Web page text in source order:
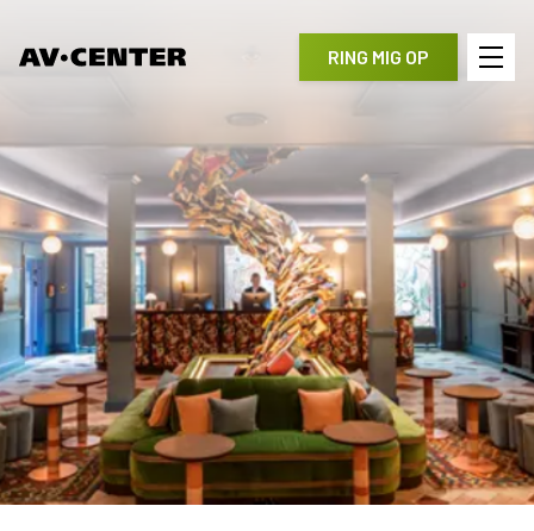
RING MIG OP